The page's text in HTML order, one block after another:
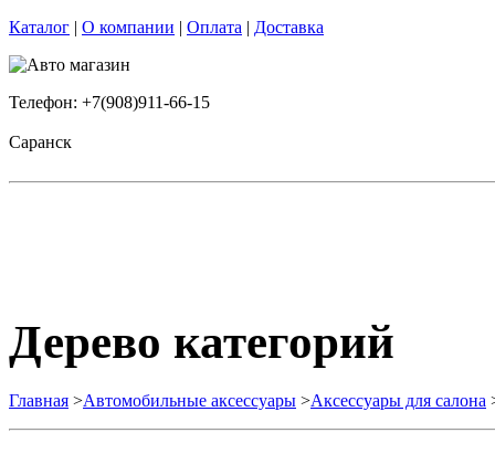
Каталог | О компании | Оплата | Доставка
Телефон: +7(908)911-66-15
Саранск
Дерево категорий
Главная >Автомобильные аксессуары >Аксессуары для салона